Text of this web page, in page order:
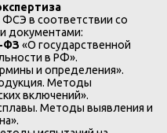
в соответствии со
документами:
ФЗ «О государственной
в РФ».
и определения».
Методы
включений».
Методы выявления и